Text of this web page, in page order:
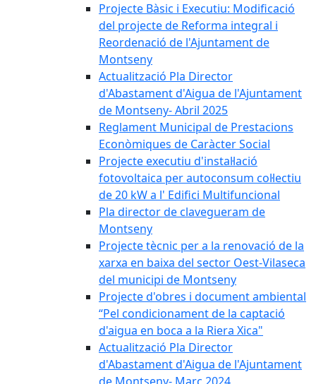
Projecte Bàsic i Executiu: Modificació
del projecte de Reforma integral i
Reordenació de l'Ajuntament de
Montseny
Actualització Pla Director
d'Abastament d'Aigua de l'Ajuntament
de Montseny- Abril 2025
Reglament Municipal de Prestacions
Econòmiques de Caràcter Social
Projecte executiu d'instal·lació
fotovoltaica per autoconsum col·lectiu
de 20 kW a l' Edifici Multifuncional
Pla director de clavegueram de
Montseny
Projecte tècnic per a la renovació de la
xarxa en baixa del sector Oest-Vilaseca
del municipi de Montseny
Projecte d'obres i document ambiental
“Pel condicionament de la captació
d'aigua en boca a la Riera Xica"
Actualització Pla Director
d'Abastament d'Aigua de l'Ajuntament